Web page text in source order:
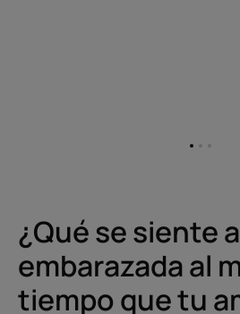
IrIrIr
¿Qué se siente
embarazada al
tiempo que tu